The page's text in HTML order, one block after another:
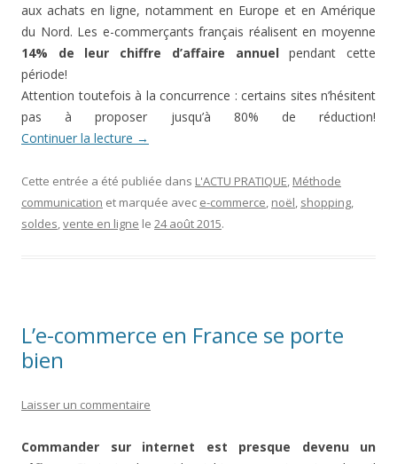
aux achats en ligne, notamment en Europe et en Amérique
du Nord. Les e-commerçants français réalisent en moyenne
14% de leur chiffre d’affaire annuelpendant cette
période!
Attention toutefois à la concurrence : certains sites n’hésitent
pas à proposer jusqu’à 80% de réduction!
Continuer la lecture →
Cette entrée a été publiée dans L'ACTU PRATIQUE, Méthode
communication et marquée avec e-commerce, noël, shopping,
soldes,vente en ligne le 24 août 2015.
L’e-commerce en France se porte
bien
Laisser un commentaire
Commander sur internet est presque devenu un